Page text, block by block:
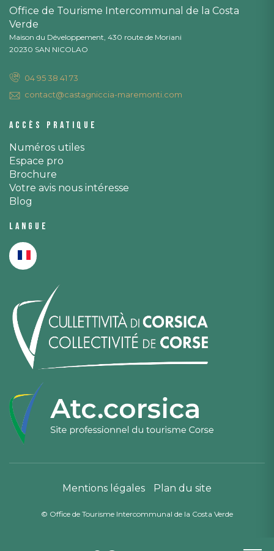
Office de Tourisme Intercommunal de la Costa
Verde
Maison du Développement, 430 route de Moriani
20230 SAN NICOLAO
04 95 38 41 73
contact@castagniccia-maremonti.com
Accès pratique
Numéros utiles
Espace pro
Brochure
Votre avis nous intéresse
Blog
Langue
Mentions légales Plan du site
© Office de Tourisme Intercommunal de la Costa Verde